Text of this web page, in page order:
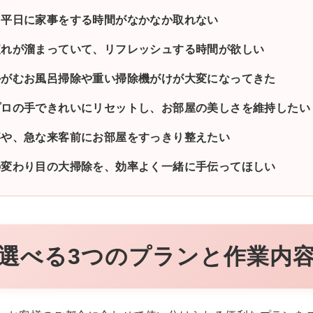
日に家事をする時間がなかなか取れない
が溜まっていて、リフレッシュする時間が欲しい
むお風呂掃除や重い掃除機がけが大変になってきた
の手できれいにリセットし、お部屋の美しさを維持したい
、急な来客前にお部屋をすっきり整えたい
わり目の大掃除を、効率よく一緒に手伝ってほしい
べる3つのプランと作業内